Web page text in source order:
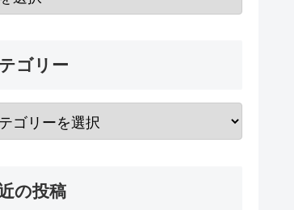
ゴリー
の投稿